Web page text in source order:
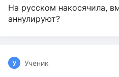
На русском накосячила,
аннулируют?
У Ученик